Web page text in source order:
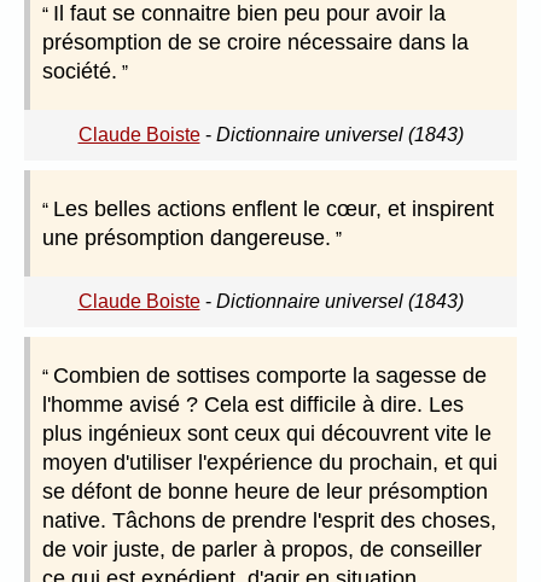
Il faut se connaitre bien peu pour avoir la
présomption de se croire nécessaire dans la
société.
Claude Boiste- Dictionnaire universel (1843)
Les belles actions enflent le cœur, et inspirent
une présomption dangereuse.
Claude Boiste- Dictionnaire universel (1843)
Combien de sottises comporte la sagesse de
l'homme avisé ? Cela est difficile à dire. Les
plus ingénieux sont ceux qui découvrent vite le
moyen d'utiliser l'expérience du prochain, et qui
se défont de bonne heure de leur présomption
native. Tâchons de prendre l'esprit des choses,
de voir juste, de parler à propos, de conseiller